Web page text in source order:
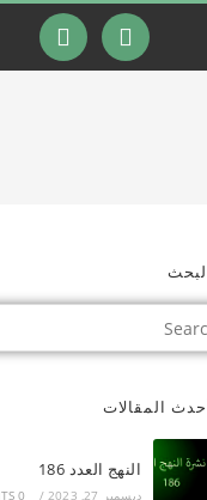
المقالات
النهج العدد 186
ديسمبر 27, 2023 /
0 COMMENTS